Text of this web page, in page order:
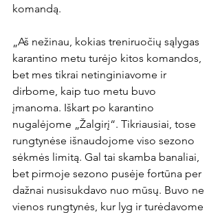
komandą.
„Aš nežinau, kokias treniruočių sąlygas
karantino metu turėjo kitos komandos,
bet mes tikrai netinginiavome ir
dirbome, kaip tuo metu buvo
įmanoma. Iškart po karantino
nugalėjome „Žalgirį“. Tikriausiai, tose
rungtynėse išnaudojome viso sezono
sėkmės limitą. Gal tai skamba banaliai,
bet pirmoje sezono pusėje fortūna per
dažnai nusisukdavo nuo mūsų. Buvo ne
vienos rungtynės, kur lyg ir turėdavome